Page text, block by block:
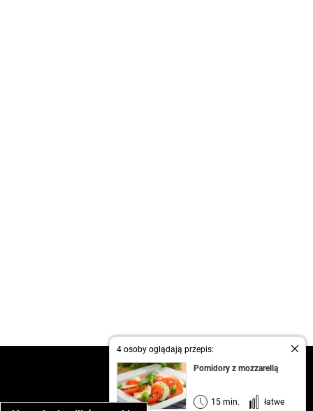
4 osoby oglądają przepis:
Pomidory z mozzarellą
15 min. łatwe
kontakt
regulamin
informacja o prywatności